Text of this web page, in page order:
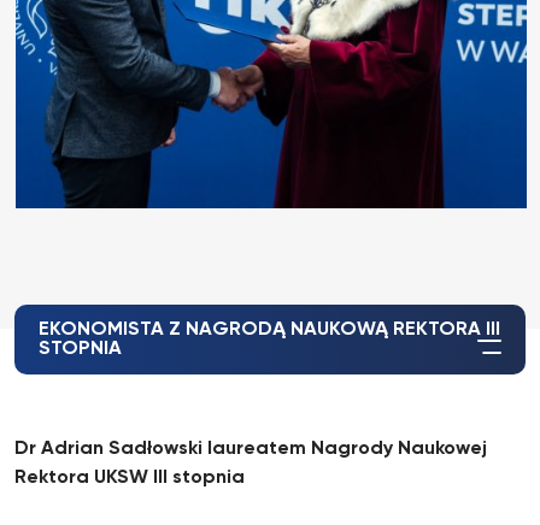
EKONOMISTA Z NAGRODĄ NAUKOWĄ REKTORA III
STOPNIA
Dr Adrian Sadłowski laureatem Nagrody Naukowej
Rektora UKSW III stopnia